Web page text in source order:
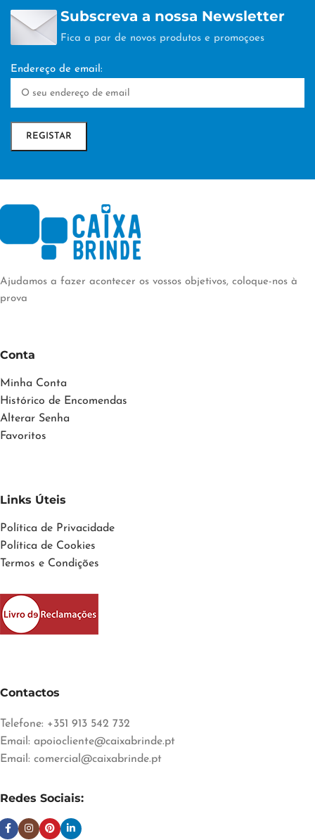
DTF/Serigrafia
DTF/Serigrafia
Subscreva a nossa Newsletter
Fica a par de novos produtos e promoçoes
Endereço de email:
Ajudamos a fazer acontecer os vossos objetivos, coloque-nos à
prova
Conta
Minha Conta
Histórico de Encomendas
Alterar Senha
Favoritos
Links Úteis
Política de Privacidade
Política de Cookies
Termos e Condições
Contactos
Telefone: +351 913 542 732
Email: apoiocliente@caixabrinde.pt
Email: comercial@caixabrinde.pt
Redes Sociais: